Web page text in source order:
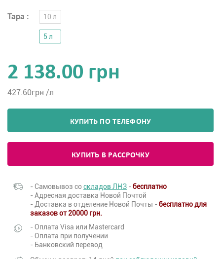
Тара : 10 л
5 л
2 138.00 грн
427.60грн /л
КУПИТЬ ПО ТЕЛЕФОНУ
КУПИТЬ В РАССРОЧКУ
- Самовывоз соскладов ЛНЗ - бесплатно
- Адресная доставка Новой Почтой
- Доставка в отделение Новой Почты - бесплатно для
заказов от 20000 грн.
- Оплата Visa или Mastercard
- Оплата при получении
- Банковский перевод